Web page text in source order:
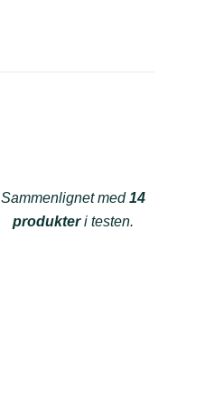
Sammenlignet med14
produkteri testen.